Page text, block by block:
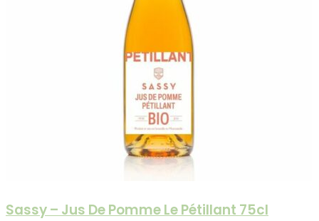
Sassy – Jus De Pomme Le Pétillant 75cl